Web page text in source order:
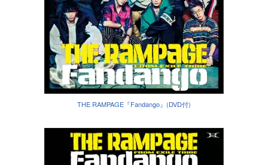
THE RAMPAGE『Fandango』(DVD付)